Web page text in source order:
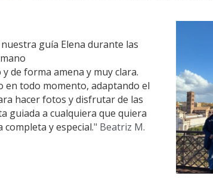
guía Elena durante las
de forma amena y muy clara.
en todo momento, adaptando el
hacer fotos y disfrutar de las
guiada a cualquiera que quiera
y especial." Beatriz M.